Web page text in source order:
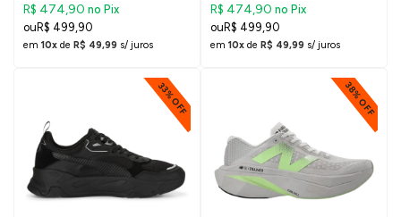
R$ 474,90 no Pix
R$ 499,90
em 10x de R$ 49,99 s/ juros
R$ 474,90 no Pix
R$ 499,90
em 10x de R$ 49,99 s/ juros
33% OFF 38% OFF